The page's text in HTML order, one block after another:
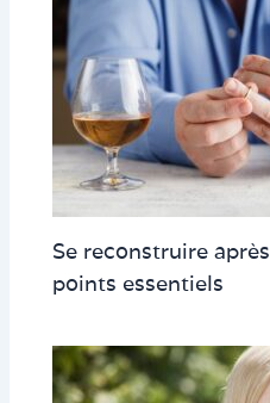
Se reconstruire
points essentiels